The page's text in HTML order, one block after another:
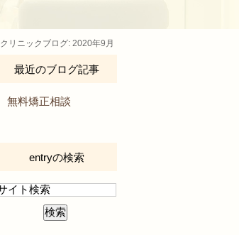
クリニックブログ: 2020年9月
最近のブログ記事
無料矯正相談
entryの検索